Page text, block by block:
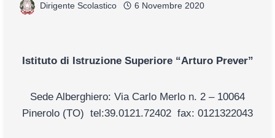
Dirigente Scolastico 6 Novembre 2020
Istituto di Istruzione Superiore “Arturo Prever”
Sede Alberghiero: Via Carlo Merlo n. 2 – 10064
Pinerolo (TO) tel:39.0121.72402 fax: 0121322043